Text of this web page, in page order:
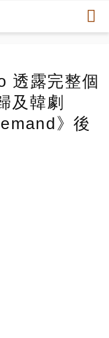
透露完整個
及韓劇
》後